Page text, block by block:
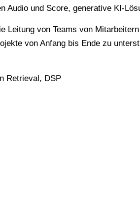
Audio und Score, generative KI-
Leitung von Teams von
von Anfang bis Ende zu
Retrieval, DSP